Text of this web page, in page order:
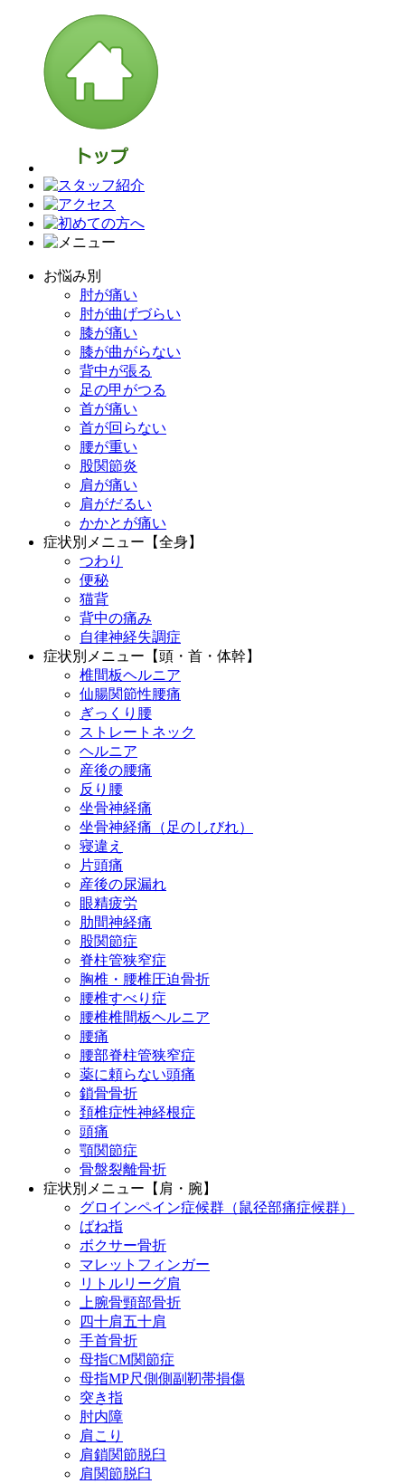
お悩み別
肘が痛い
肘が曲げづらい
膝が痛い
膝が曲がらない
背中が張る
足の甲がつる
首が痛い
首が回らない
腰が重い
股関節炎
肩が痛い
肩がだるい
かかとが痛い
症状別メニュー【全身】
つわり
便秘
猫背
背中の痛み
自律神経失調症
症状別メニュー【頭・首・体幹】
椎間板ヘルニア
仙腸関節性腰痛
ぎっくり腰
ストレートネック
ヘルニア
産後の腰痛
反り腰
坐骨神経痛
坐骨神経痛（足のしびれ）
寝違え
片頭痛
産後の尿漏れ
眼精疲労
肋間神経痛
股関節症
脊柱管狭窄症
胸椎・腰椎圧迫骨折
腰椎すべり症
腰椎椎間板ヘルニア
腰痛
腰部脊柱管狭窄症
薬に頼らない頭痛
鎖骨骨折
頚椎症性神経根症
頭痛
顎関節症
骨盤裂離骨折
症状別メニュー【肩・腕】
グロインペイン症候群（鼠径部痛症候群）
ばね指
ボクサー骨折
マレットフィンガー
リトルリーグ肩
上腕骨頸部骨折
四十肩五十肩
手首骨折
母指CM関節症
母指MP尺側側副靭帯損傷
突き指
肘内障
肩こり
肩鎖関節脱臼
肩関節脱臼